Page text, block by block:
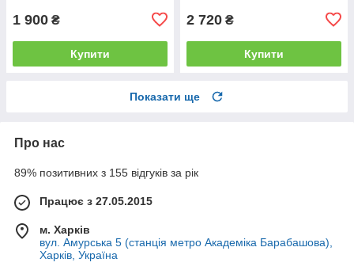
1 900 ₴
Купити
2 720 ₴
Купити
Показати ще
Про нас
89% позитивних з 155 відгуків за рік
Працює з 27.05.2015
м. Харків
вул. Амурська 5 (станція метро Академіка Барабашова),
Харків, Україна